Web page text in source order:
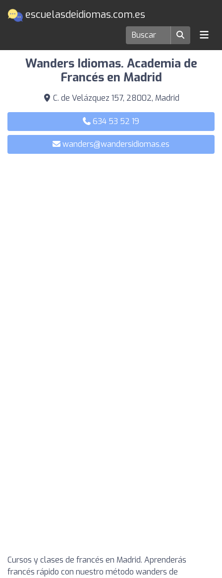
escuelasdeidiomas.com.es
Escuelas de idiomas en Madrid
Wanders Idiomas. Academia de
Francés en Madrid
C. de Velázquez 157, 28002, Madrid
634 53 52 19
wanders@wandersidiomas.es
Cursos y clases de francés en Madrid. Aprenderás
francés rápido con nuestro método wanders de